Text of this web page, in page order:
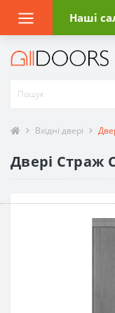
Наші
Вхідні двері
Двері Страж